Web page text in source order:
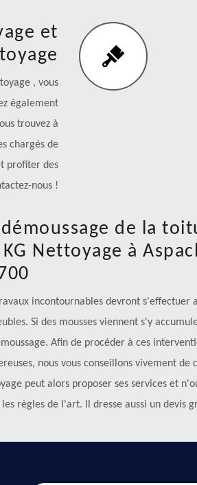
et
, vous
également
trouvez à
chargés de
profiter des
nous !
démoussage de la
Nettoyage à
incontournables devront s'effectuer
Si des mousses viennent s'y
Afin de procéder à ces
nous vous conseillons vivement de
peut alors proposer ses services et
les règles de l'art. Il dresse aussi un devis